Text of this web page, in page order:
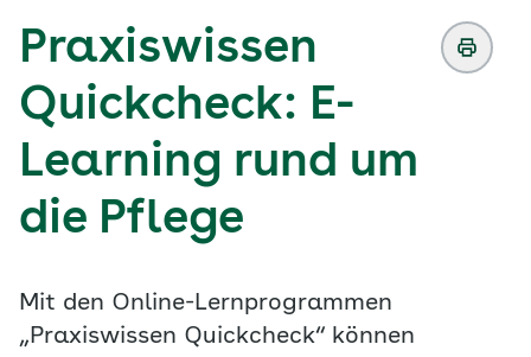
Praxiswissen
Quickcheck: E-
Learning rund um
die Pflege
Mit den Online-Lernprogrammen
„Praxiswissen Quickcheck“ können